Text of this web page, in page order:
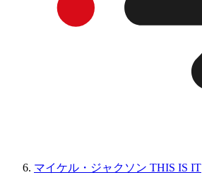
マイケル・ジャクソン THIS IS IT